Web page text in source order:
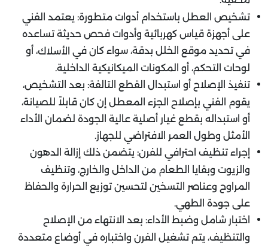
تشخيص العطل باستخدام أدوات متطورة: يعتمد الفني
على أجهزة قياس كهربائية وأدوات فحص حديثة تساعده
في تحديد موقع الخلل بدقة، سواء كان في الأسلاك، أو
لوحات التحكم، أو المكونات الميكانيكية الداخلية.
تنفيذ الإصلاح أو استبدال القطع التالفة: بعد التشخيص،
يقوم الفني بإصلاح الجزء المعطل إن كان قابلاً للصيانة،
أو استبداله بقطع غيار أصلية عالية الجودة لضمان الأداء
الأمثل وطول العمر الافتراضي للجهاز.
إجراء تنظيف احترافي للفرن: يتضمن ذلك إزالة الدهون
والزيوت وبقايا الطعام من الداخل والخارج، وتنظيف
المراوح وعناصر التسخين لتحسين توزيع الحرارة والحفاظ
على جودة الطهي.
اختبار شامل وضبط الأداء: بعد الانتهاء من الإصلاح
والتنظيف، يتم تشغيل الفرن واختباره في أوضاع متعددة